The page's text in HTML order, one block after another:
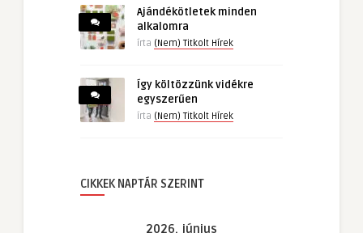
Ajándékötletek minden
alkalomra
írta (Nem) Titkolt Hírek
Így költözzünk vidékre
egyszerűen
írta (Nem) Titkolt Hírek
CIKKEK NAPTÁR SZERINT
2026. június